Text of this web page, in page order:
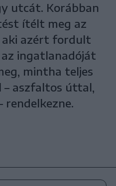
utcát. Korábban
ítélt meg az
aki azért fordult
ingatlanadóját
mintha teljes
aszfaltos úttal,
rendelkezne.